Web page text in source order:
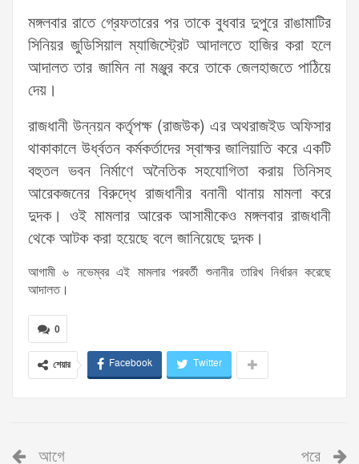
মঙ্গলবার রাতে গ্রেফতারের পর তাকে বুধবার দুপুরে রাঙামাটির
সিনিয়র জুডিসিয়াল ম্যাজিস্ট্রেট আদালতে হাজির করা হলে
আদালত তার জামিন না মঞ্জুর করে তাকে জেলহাজতে পাঠিয়ে
দেয়।
রাজধানী উন্নয়ন কর্তৃপক্ষ (রাজউক) এর অথরাজইড অফিসার
থাকাকালে উর্ধ্বতন কর্মকর্তাদের স্বাক্ষর জালিয়াতি করে একটি
বহুতল ভবন নির্মাণে অনৈতিক সহযোগিতা করায় তিনিসহ
আরেকজনের বিরুদ্ধে রাজধানীর বনানী থানায় মামলা করে
দুদক। ওই মামলার আরেক আসামীকেও মঙ্গলবার রাজধানী
থেকে আটক করা হয়েছে বলে জানিয়েছে দুদক।
আগামী ৬ নভেম্বর এই মামলার পরবর্তী শুনানীর তারিখ নির্ধারন করেছে
আদালত।
0
শেয়ার Facebook Twitter
আগে পরে